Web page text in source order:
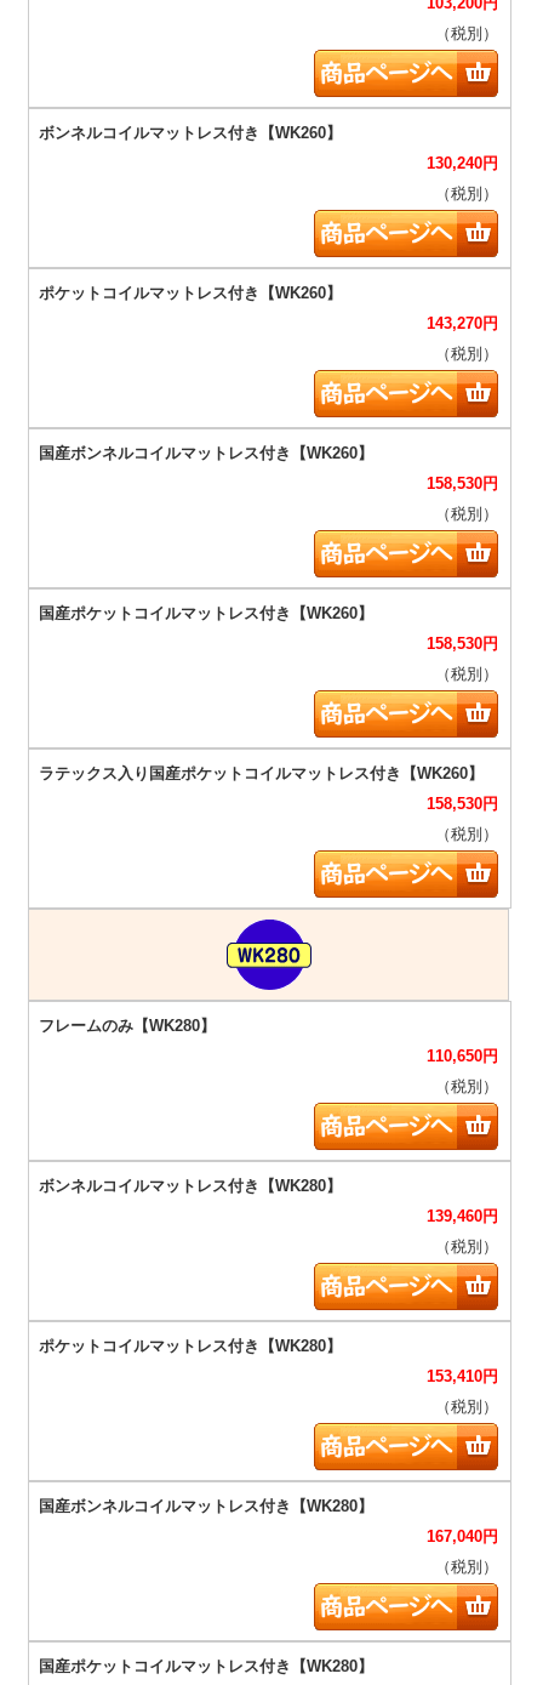
103,200円
（税別）
130,240円
（税別）
143,270円
（税別）
158,530円
（税別）
158,530円
（税別）
158,530円
（税別）
110,650円
（税別）
139,460円
（税別）
153,410円
（税別）
167,040円
（税別）